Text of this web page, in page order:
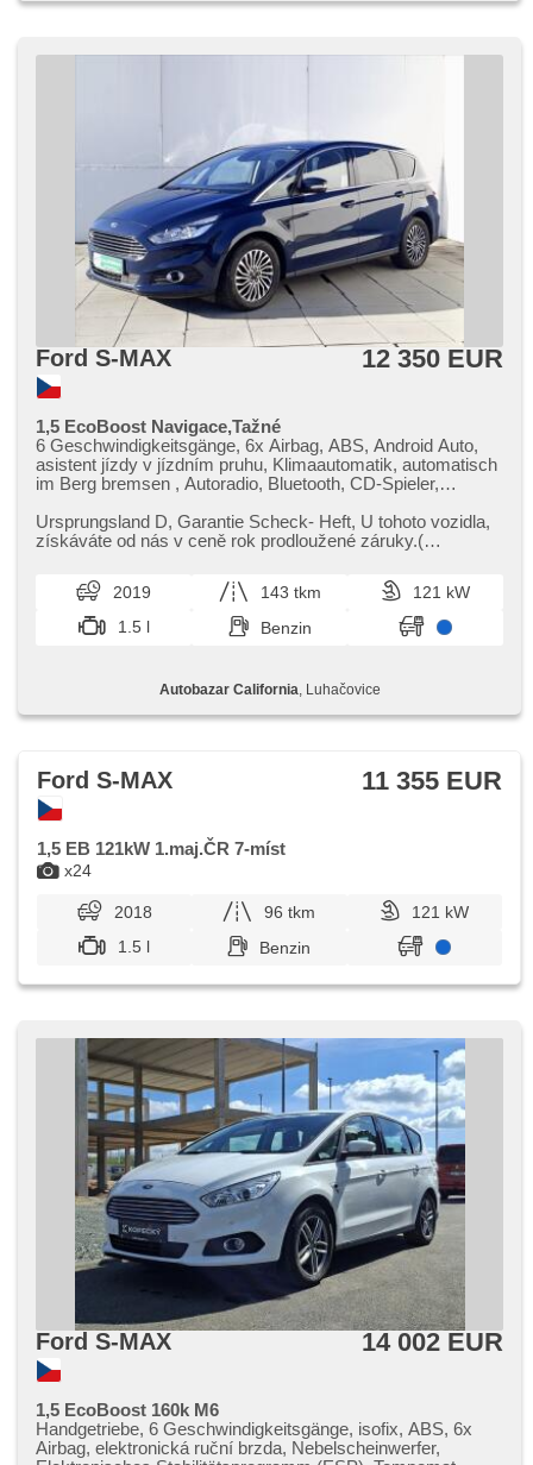
Ford S-MAX 12 350 EUR
1,5 EcoBoost Navigace,Tažné
6 Geschwindigkeitsgänge, 6x Airbag, ABS, Android Auto,
asistent jízdy v jízdním pruhu, Klimaautomatik, automatisch
im Berg bremsen , Autoradio, Bluetooth, CD-Spieler,
Beifahrerairbagdeaktivierung, Teilbare Rücksitzbank, täglich
Leuchten, El. Seitenscheiben, El. Klappspiegel, El. Spiegel,
LED denní svícení, Alufelgen, Handgetriebe,
Nebelscheinwerfer, Multifunktionslenkrad, Lenkrad
einstellbar, Bordcomputer, parkovací senzory přední,
parkovací senzory zadní, Servolenkung, Navigation,
Stabilitätsprogramm (ESP), starten per Taste,
Anhängerkupplung, Tempomat, USB, Außenthermometer,
Ursprungsland D,​ Garantie Scheck​- Heft,​ U tohoto vozidla,​
získáváte od nás v ceně rok prodloužené záruky.(
2019 143 tkm
121 kW
1.5 l
Benzin
Autobazar California , Luhačovice
x24
Ford S-MAX 11 355 EUR
1,5 EB 121kW 1.maj.ČR 7-míst
2018 96 tkm
121 kW
1.5 l
Benzin
Ford S-MAX 14 002 EUR
1,5 EcoBoost 160k M6
Handgetriebe, 6 Geschwindigkeitsgänge, isofix, ABS, 6x
Airbag, elektronická ruční brzda, Nebelscheinwerfer,